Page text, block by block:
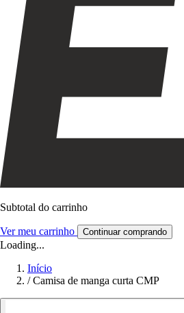
Subtotal do carrinho
Ver meu carrinho Continuar comprando
Loading...
Início
/ Camisa de manga curta CMP